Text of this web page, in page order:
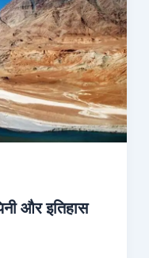
और इतिहास